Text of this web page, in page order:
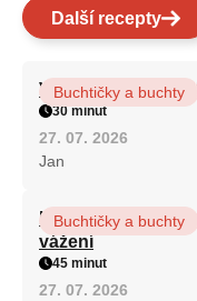
Další recepty
Vláčná olejová
Buchtičky a buchty
30 minut
27. 07. 2026
Jan
Hrnková maková
vážení
Buchtičky a buchty
45 minut
27. 07. 2026